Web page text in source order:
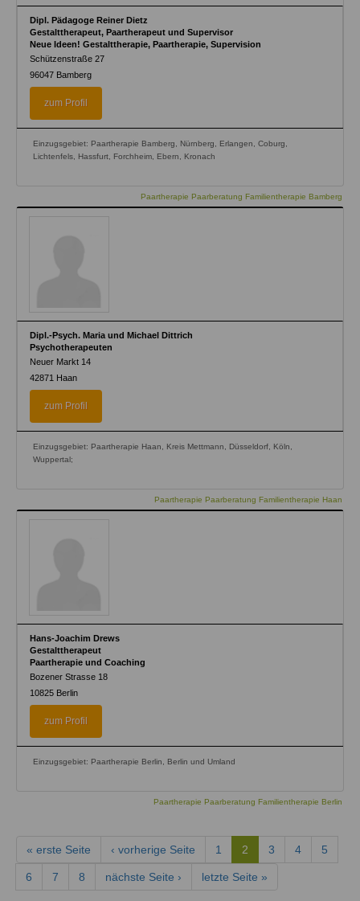
Dipl. Pädagoge Reiner Dietz
Gestalttherapeut, Paartherapeut und Supervisor
Neue Ideen! Gestalttherapie, Paartherapie, Supervision
Schützenstraße 27
96047 Bamberg
zum Profil
Einzugsgebiet: Paartherapie Bamberg, Nürnberg, Erlangen, Coburg,
Lichtenfels, Hassfurt, Forchheim, Ebern, Kronach
Paartherapie Paarberatung Familientherapie Bamberg
Dipl.-Psych. Maria und Michael Dittrich
Psychotherapeuten
Neuer Markt 14
42871 Haan
zum Profil
Einzugsgebiet: Paartherapie Haan, Kreis Mettmann, Düsseldorf, Köln,
Wuppertal;
Paartherapie Paarberatung Familientherapie Haan
Hans-Joachim Drews
Gestalttherapeut
Paartherapie und Coaching
Bozener Strasse 18
10825 Berlin
zum Profil
Einzugsgebiet: Paartherapie Berlin, Berlin und Umland
Paartherapie Paarberatung Familientherapie Berlin
« erste Seite ‹ vorherige Seite 1 2 3 4 5
6 7 8 nächste Seite › letzte Seite »